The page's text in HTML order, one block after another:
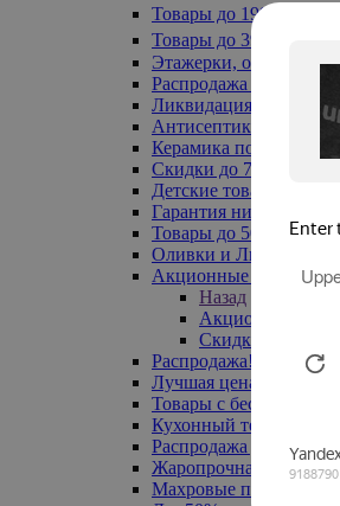
Товары до 199₽
Товары до 399₽
Этажерки, обувницы
Распродажа текстиля
Ликвидация до -70%
Антисептики
Керамика по 129 руб
Скидки до 70%
Детские товары
Гарантия низкой цены
Товары до 500 руб
Оливки и Лимоны
Акционные товары
Назад
Акционные
Скидка 20% по
Распродажа!
Лучшая цена
Товары с бесплатной
Кухонный текстиль
Распродажа до -50%
Жаропрочная посуда
Махровые полотенца